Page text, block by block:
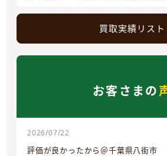
買取実績リスト
お客さまの
2026/07/22
評価が良かったから＠千葉県八街市